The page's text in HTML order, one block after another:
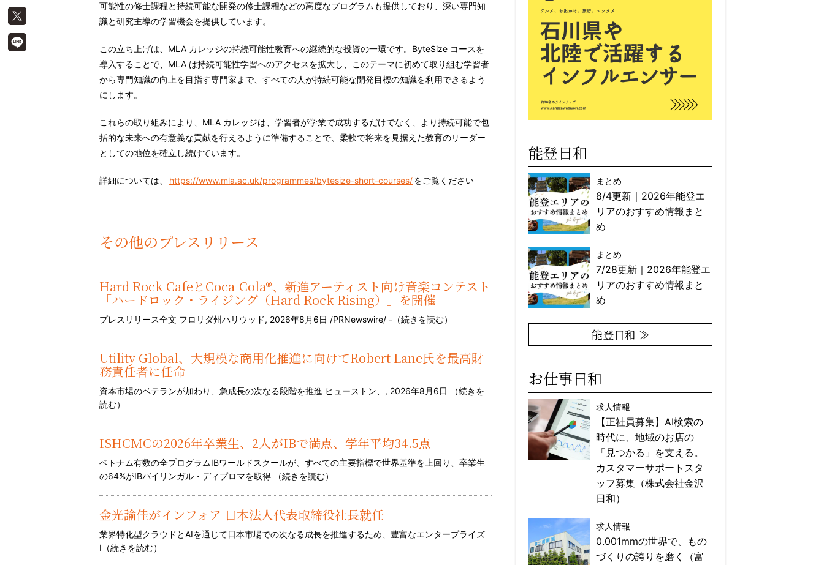
可能性の修士課程と持続可能な開発の修士課程などの高度なプログラムも提供しており、深い専門知
識と研究主導の学習機会を提供しています。
この立ち上げは、MLA カレッジの持続可能性教育への継続的な投資の一環です。ByteSize コースを
導入することで、MLA は持続可能性学習へのアクセスを拡大し、このテーマに初めて取り組む学習者
から専門知識の向上を目指す専門家まで、すべての人が持続可能な開発目標の知識を利用できるよう
にします。
これらの取り組みにより、MLA カレッジは、学習者が学業で成功するだけでなく、より持続可能で包
括的な未来への有意義な貢献を行えるように準備することで、柔軟で将来を見据えた教育のリーダー
としての地位を確立し続けています。
詳細については、 https://www.mla.ac.uk/programmes/bytesize-short-courses/をご覧ください
その他のプレスリリース
Hard Rock CafeとCoca-Cola®、新進アーティスト向け音楽コンテスト
「ハードロック・ライジング（Hard Rock Rising）」を開催
プレスリリース全文 フロリダ州ハリウッド, 2026年8月6日 /PRNewswire/ -（続きを読む）
Utility Global、大規模な商用化推進に向けてRobert Lane氏を最高財
務責任者に任命
資本市場のベテランが加わり、急成長の次なる段階を推進 ヒューストン、, 2026年8月6日 （続きを
読む）
ISHCMCの2026年卒業生、2人がIBで満点、学年平均34.5点
ベトナム有数の全プログラムIBワールドスクールが、すべての主要指標で世界基準を上回り、卒業生
の64%がIBバイリンガル・ディプロマを取得 （続きを読む）
金光諭佳がインフォア 日本法人代表取締役社長就任
業界特化型クラウドとAIを通じて日本市場での次なる成長を推進するため、豊富なエンタープライズ
I（続きを読む）
能登日和
まとめ
8/4更新｜2026年能登エ
リアのおすすめ情報まと
め
まとめ
7/28更新｜2026年能登エ
リアのおすすめ情報まと
め
能登日和 ≫
お仕事日和
求人情報
【正社員募集】AI検索の
時代に、地域のお店の
「見つかる」を支える。
カスタマーサポートスタ
ッフ募集（株式会社金沢
日和）
求人情報
0.001mmの世界で、もの
づくりの誇りを磨く（富